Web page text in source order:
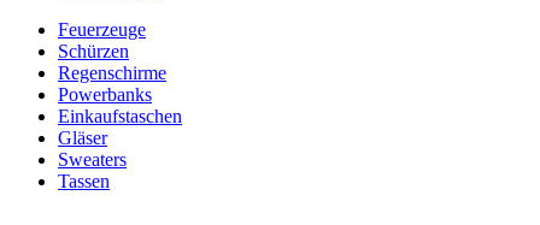
Feuerzeuge
Schürzen
Regenschirme
Powerbanks
Einkaufstaschen
Gläser
Sweaters
Tassen